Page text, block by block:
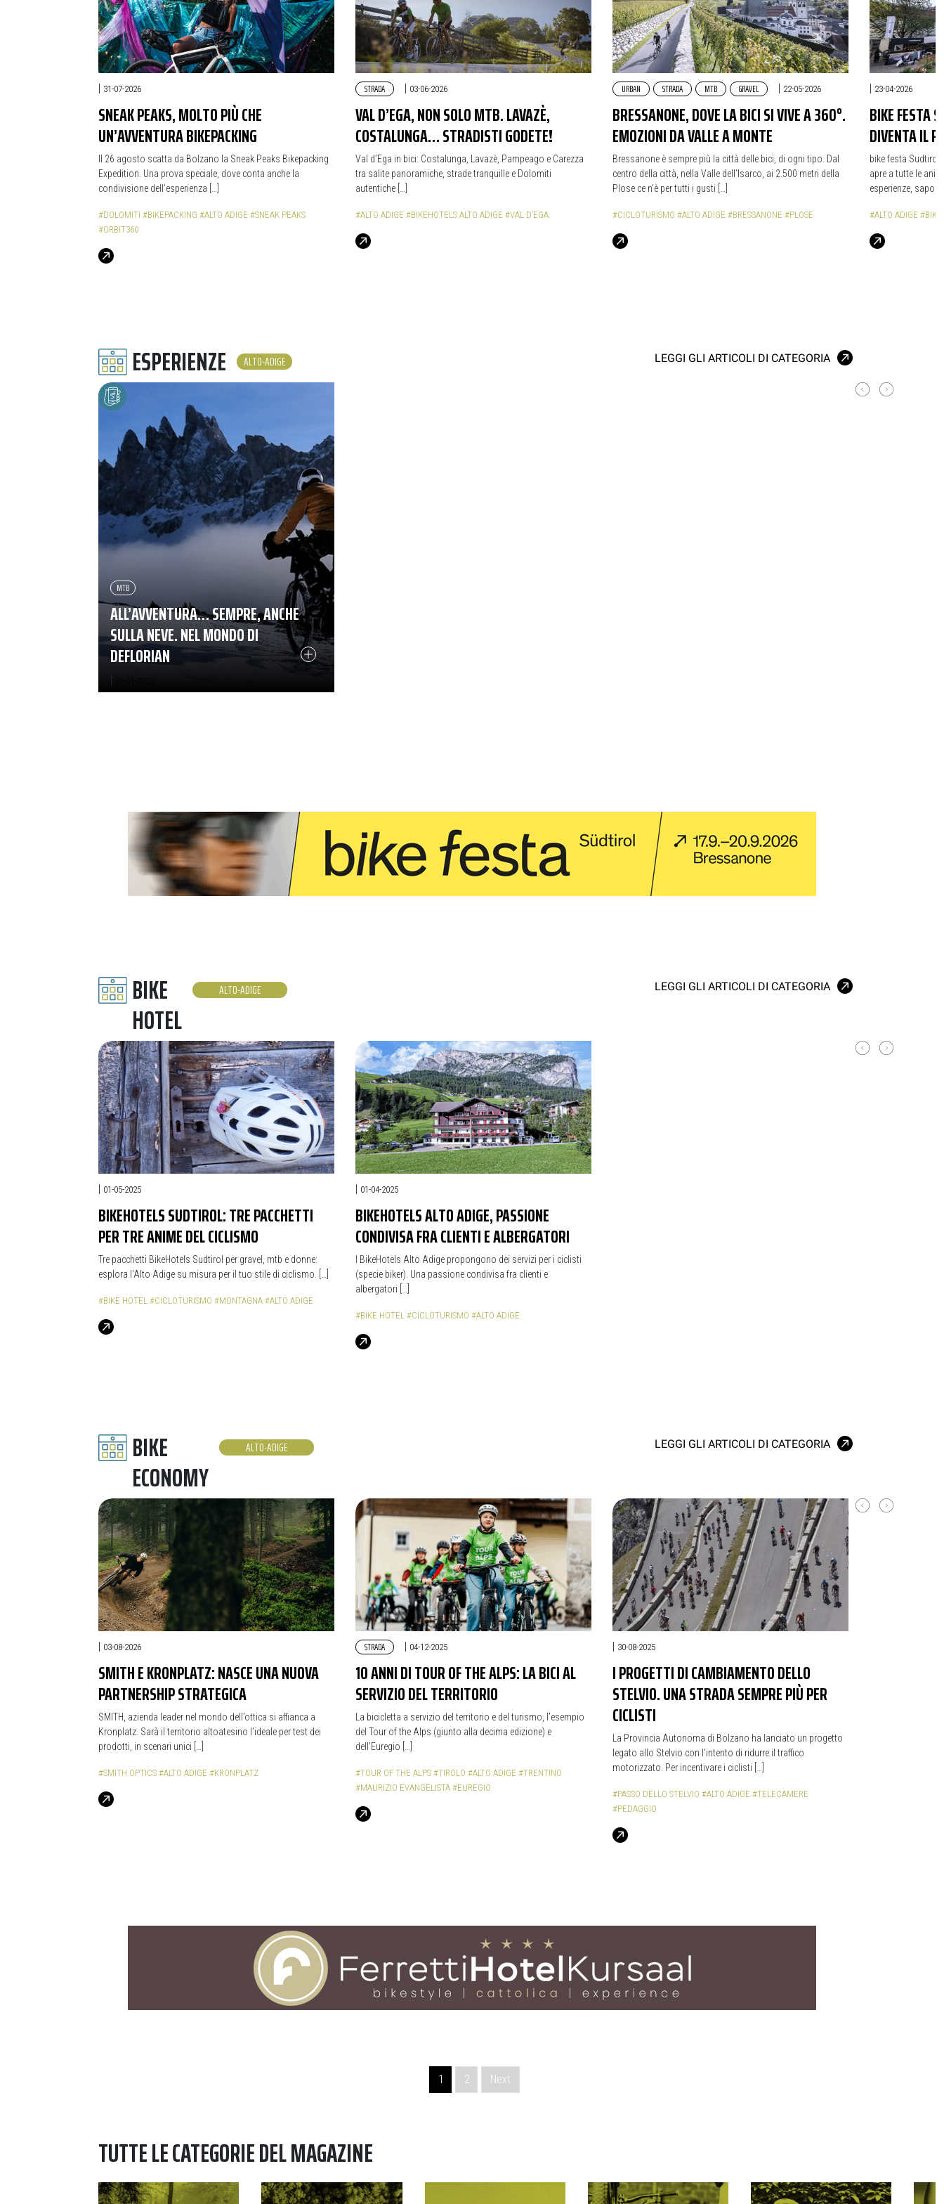
| 31-07-2026
SNEAK PEAKS, MOLTO PIÙ CHE
UN’AVVENTURA BIKEPACKING
Il 26 agosto scatta da Bolzano la Sneak Peaks Bikepacking
Expedition. Una prova speciale, dove conta anche la
condivisione dell’esperienza […]
#DOLOMITI #BIKEPACKING #ALTO ADIGE #SNEAK PEAKS
#ORBIT360
STRADA | 03-06-2026
VAL D’EGA, NON SOLO MTB. LAVAZÈ,
COSTALUNGA… STRADISTI GODETE!
Val d’Ega in bici: Costalunga, Lavazè, Pampeago e Carezza
tra salite panoramiche, strade tranquille e Dolomiti
autentiche […]
#ALTO ADIGE #BIKEHOTELS ALTO ADIGE #VAL D’EGA
URBAN STRADA MTB GRAVEL | 22-05-2026
BRESSANONE, DOVE LA BICI SI VIVE A 360°.
EMOZIONI DA VALLE A MONTE
Bressanone è sempre più la città delle bici, di ogni tipo. Dal
centro della città, nella Valle dell’Isarco, ai 2.500 metri della
Plose ce n’è per tutti i gusti […]
#CICLOTURISMO #ALTO ADIGE #BRESSANONE #PLOSE
| 23-04-2026
BIKE FESTA
DIVENTA IL
bike festa
apre a tutte le
esperienze,
#ALTO ADIGE #BIKE
ESPERIENZE ALTO-ADIGE LEGGI GLI ARTICOLI DI CATEGORIA
ALL’AVVENTURA… SEMPRE, ANCHE
SULLA NEVE. NEL MONDO DI
DEFLORIAN
MTB
BIKE
HOTEL
ALTO-ADIGE LEGGI GLI ARTICOLI DI CATEGORIA
01-05-2025
BIKEHOTELS SUDTIROL: TRE PACCHETTI
PER TRE ANIME DEL CICLISMO
Tre pacchetti BikeHotels Sudtirol per gravel, mtb e donne:
esplora l’Alto Adige su misura per il tuo stile di ciclismo. […]
#BIKE HOTEL #CICLOTURISMO #MONTAGNA #ALTO ADIGE
01-04-2025
BIKEHOTELS ALTO ADIGE, PASSIONE
CONDIVISA FRA CLIENTI E ALBERGATORI
I BikeHotels Alto Adige propongono dei servizi per i ciclisti
(specie biker). Una passione condivisa fra clienti e
albergatori […]
#BIKE HOTEL #CICLOTURISMO #ALTO ADIGE
BIKE
ECONOMY
ALTO-ADIGE LEGGI GLI ARTICOLI DI CATEGORIA
03-08-2026
SMITH E KRONPLATZ: NASCE UNA NUOVA
PARTNERSHIP STRATEGICA
SMITH, azienda leader nel mondo dell’ottica si affianca a
Kronplatz. Sarà il territorio altoatesino l’ideale per test dei
prodotti, in scenari unici […]
#SMITH OPTICS #ALTO ADIGE #KRONPLATZ
STRADA 04-12-2025
10 ANNI DI TOUR OF THE ALPS: LA BICI AL
SERVIZIO DEL TERRITORIO
La bicicletta a servizio del territorio e del turismo, l’esempio
del Tour of the Alps (giunto alla decima edizione) e
dell’Euregio […]
#TOUR OF THE ALPS #TIROLO #ALTO ADIGE #TRENTINO
#MAURIZIO EVANGELISTA #EUREGIO
30-08-2025
I PROGETTI DI CAMBIAMENTO DELLO
STELVIO. UNA STRADA SEMPRE PIÙ PER
CICLISTI
La Provincia Autonoma di Bolzano ha lanciato un progetto
legato allo Stelvio con l’intento di ridurre il traffico
motorizzato. Per incentivare i ciclisti […]
#PASSO DELLO STELVIO #ALTO ADIGE #TELECAMERE
#PEDAGGIO
1 2 Next
TUTTE LE CATEGORIE DEL MAGAZINE